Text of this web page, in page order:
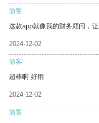
游客
这款app就像我的财务顾问，让
2024-12-02
游客
超棒啊 好用
2024-12-02
游客